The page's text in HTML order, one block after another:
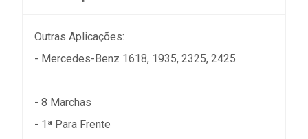
Outras Aplicações:
- Mercedes-Benz 1618, 1935, 2325, 2425
- 8 Marchas
- 1ª Para Frente